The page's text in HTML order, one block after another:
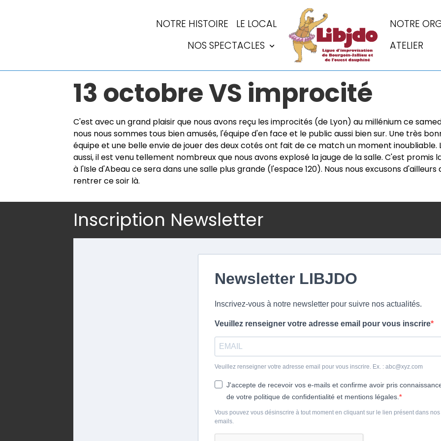
NOTRE HISTOIRE
LE LOCAL
NOS SPECTACLES
NOTRE
ATELIER
13 octobre VS improcité
C'est avec un grand plaisir que nous avons reçu les improcités (de Lyon) au millénium ce
nous nous sommes tous bien amusés, l'équipe d'en face et le public aussi bien sur. Une très
équipe et une belle envie de jouer des deux cotés ont fait de ce match un moment inoubliable.
aussi, il est venu tellement nombreux que nous avons explosé la jauge de la salle. C'est promis
à l'Isle d'Abeau ce sera dans une salle plus grande (l'espace 120). Nous nous excusons
rentrer ce soir là.
Inscription Newsletter
Newsletter LIBJDO
Inscrivez-vous à notre newsletter pour suivre nos actualités.
Veuillez renseigner votre adresse email pour vous inscrire
Veuillez renseigner votre adresse email pour vous inscrire. Ex. : abc@xyz.com
J'accepte de recevoir vos e-mails et confirme avoir pris
de votre politique de confidentialité et mentions légales.
Vous pouvez vous désinscrire à tout moment en cliquant sur le lien présent dans nos
emails.